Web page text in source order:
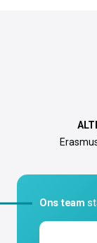
Ons team